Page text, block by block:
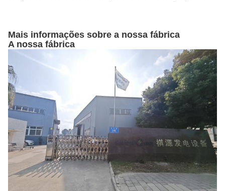
Mais informações sobre a nossa fábrica
A nossa fábrica